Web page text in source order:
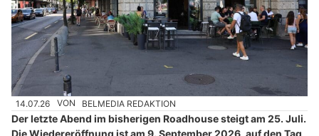
14.07.26 VON BELMEDIA REDAKTION
Der letzte Abend im bisherigen Roadhouse steigt am 25. Juli.
Die Wiedereröffnung ist am 9. September 2026, auf den Tag